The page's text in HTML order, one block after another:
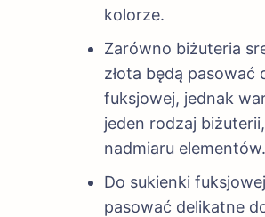
kolorze.
Zarówno biżuteria
złota będą pasować
fuksjowej, jednak
jeden rodzaj
nadmiaru elementów.
Do sukienki
pasować delikatne